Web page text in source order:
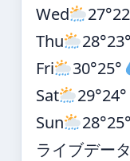
Wed
27°
Thu
28°23°
Fri
30°25°
Sat
29°24°
Sun
28°25°
ライブデー